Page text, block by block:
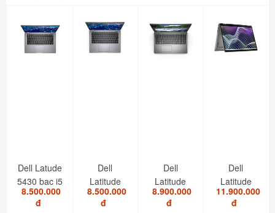
Dell Latude
5430 bạc i5
1235U/8GB/SSD...
8.500.000
đ
Dell
Latitude
5420 i7
1185G7/RAM
8.500.000
đ
Dell
Latitude
5520 I5
1145G7/RAM
8.900.000
đ
Dell
Latitude
7420 i7
2in1 touch
11.900.000
đ